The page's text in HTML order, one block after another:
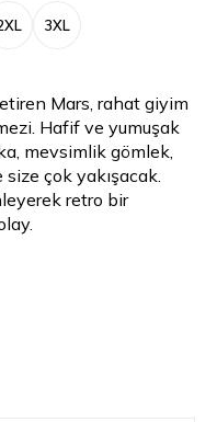
3XL
Mars, rahat giyim
Hafif ve yumuşak
mevsimlik gömlek,
çok yakışacak.
retro bir